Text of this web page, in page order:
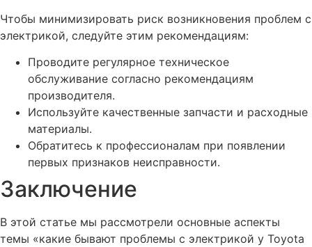
Чтобы минимизировать риск возникновения проблем с
электрикой, следуйте этим рекомендациям:
Проводите регулярное техническое
обслуживание согласно рекомендациям
производителя.
Используйте качественные запчасти и расходные
материалы.
Обратитесь к профессионалам при появлении
первых признаков неисправности.
Заключение
В этой статье мы рассмотрели основные аспекты
темы «какие бывают проблемы с электрикой у Toyota